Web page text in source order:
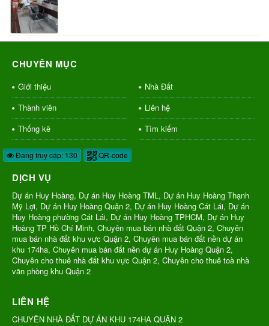
CHUYÊN MỤC
Giới thiệu
Nhà Đất
Thành viên
Liên hệ
Thống kê
Tìm kiếm
Đang truy cập: 130 QR-code
DỊCH VỤ
Dự án Huy Hoàng, Dự án Huy Hoàng TML, Dự án Huy Hoàng Thạnh
Mỹ Lợi, Dự án Huy Hoàng Quận 2, Dự án Huy Hoàng Cát Lái, Dự án
Huy Hoàng phường Cát Lái, Dự án Huy Hoàng TPHCM, Dự án Huy
Hoàng TP Hồ Chí Minh, Chuyên mua bán nhà đất Quận 2, Chuyên
mua bán nhà đất khu vực Quận 2, Chuyên mua bán đất nền dự án
khu 174ha, Chuyên mua bán đất nền dự án Huy Hoàng Quận 2,
Chuyên cho thuê nhà đất khu vực Quận 2, Chuyên cho thuê toà nhà
văn phòng khu Quận 2
LIÊN HỆ
CHUYÊN NHÀ ĐẤT DỰ ÁN KHU 174HA QUẬN 2